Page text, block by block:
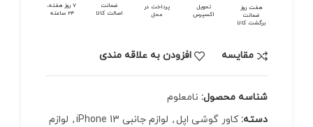
هفت روز
ضمانت
برگشت کالا
تحویل
اکسپرس
پرداخت در
محل
ضمانت
اصالت کالا
7 روز هفته،
24 ساعته
مقايسه افزودن به علاقه مندی
شناسه محصول: نامعلوم
دسته: کاور گوشی اپل , لوازم جانبی iPhone 13 , لوازم